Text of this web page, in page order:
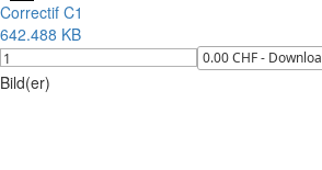
Correctif C1
642.488 KB
Bild(er)